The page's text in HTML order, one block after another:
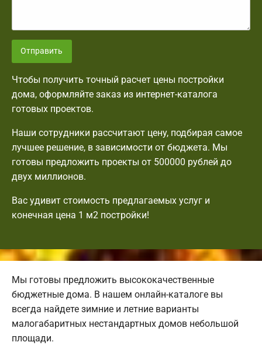
Отправить
Чтобы получить точный расчет цены постройки
дома, оформляйте заказ из интернет-каталога
готовых проектов.
Наши сотрудники рассчитают цену, подбирая самое
лучшее решение, в зависимости от бюджета. Мы
готовы предложить проекты от 500000 рублей до
двух миллионов.
Вас удивит стоимость предлагаемых услуг и
конечная цена 1 м2 постройки!
Мы готовы предложить высококачественные
бюджетные дома. В нашем онлайн-каталоге вы
всегда найдете зимние и летние варианты
малогабаритных нестандартных домов небольшой
площади.